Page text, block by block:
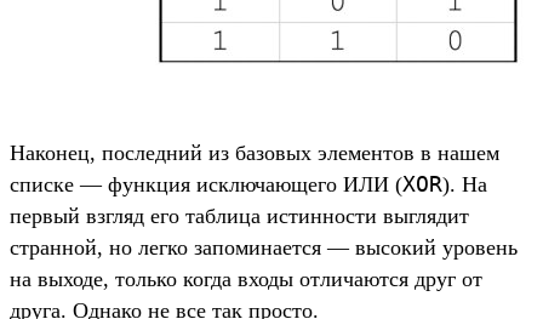
Наконец, последний из базовых элементов в нашем
списке — функция исключающего ИЛИ (XOR). На
первый взгляд его таблица истинности выглядит
странной, но легко запоминается — высокий уровень
на выходе, только когда входы отличаются друг от
друга. Однако не все так просто.